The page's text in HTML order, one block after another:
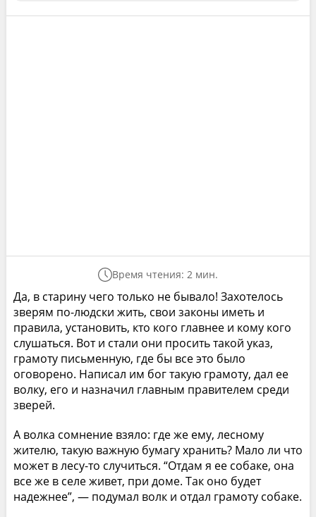
Время чтения: 2 мин.
Да, в старину чего только не бывало! Захотелось
зверям по-людски жить, свои законы иметь и
правила, установить, кто кого главнее и кому кого
слушаться. Вот и стали они просить такой указ,
грамоту письменную, где бы все это было
оговорено. Написал им бог такую грамоту, дал ее
волку, его и назначил главным правителем среди
зверей.
А волка сомнение взяло: где же ему, лесному
жителю, такую важную бумагу хранить? Мало ли что
может в лесу-то случиться. “Отдам я ее собаке, она
все же в селе живет, при доме. Так оно будет
надежнее”, — подумал волк и отдал грамоту собаке.